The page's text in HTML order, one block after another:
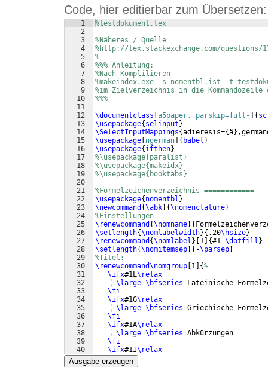
Code, hier editierbar zum Übersetzen:
1
2
3
4
5
6
7
8
9
10
11
12
13
14
15
16
17
18
19
20
21
22
23
24
25
26
27
28
29
30
31
32
33
34
35
36
37
38
39
40
41
%testdokument.tex
%Näheres / Quelle
%http://tex.stackexchange.com/questions/
%
%%% Anleitung:
%Nach Komplilieren
%makeindex.exe -s nomentbl.ist -t
%im Zielverzeichnis in die
%%%
\documentclass a5paper, parskip=full- {
\usepackage{ selinput }
\SelectInputMappings{adieresis={ä}
\usepackage ngerman { babel }
\usepackage{ ifthen}
%\usepackage{paralist}
%\usepackage{makeidx}
%\usepackage{booktabs}
%Formelzeichenverzeichnis ============
\usepackage{ nomentbl }
\newcommand {\abk}{\nomenclature}
%Einstellungen
\renewcommand {\nomname}{
\setlength{\nomlabelwidth}{ .20\hsize}
\renewcommand {\nomlabel } 1 {#1 \dotfill }
\setlength{\nomitemsep}{ -\parsep}
%Titel:
\renewcommand\nomgroup 1 {%
\ifx#1L\relax
\large \bfseries Lateinische
\fi
\ifx#1G\relax
\large \bfseries Griechische
\fi
\ifx#1A\relax
\large \bfseries Abkürzungen
\fi
\ifx#1I\relax
\large
Ausgabe erzeugen